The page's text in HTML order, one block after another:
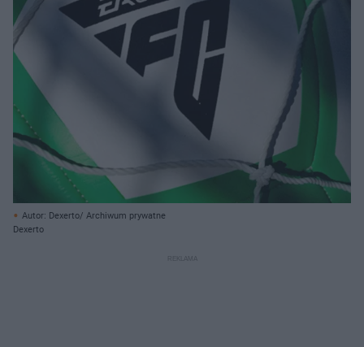
Autor: Dexerto/ Archiwum prywatne
Dexerto